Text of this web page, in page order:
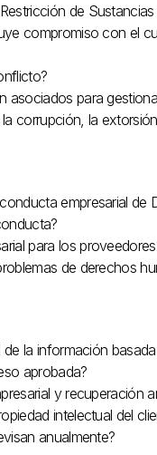
de Sustancias
compromiso con el
asociados para
corrupción, la
empresarial de
para los
de derechos
la información
aprobada?
y recuperación
intelectual del
anualmente?